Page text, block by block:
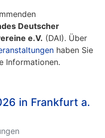
Deutscher
e.V. (DAI). Über
haben Sie
Informationen.
in Frankfurt a.